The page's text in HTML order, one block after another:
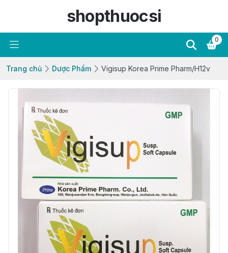
shopthuocsi
0
Trang chủ Dược Phẩm Vigisup Korea Prime Pharm/H12v